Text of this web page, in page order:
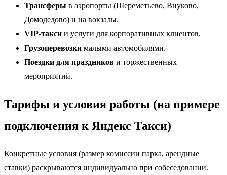
Трансферы в аэропорты (Шереметьево, Внуково,
Домодедово) и на вокзалы.
VIP-такси и услуги для корпоративных клиентов.
Грузоперевозки малыми автомобилями.
Поездки для праздников и торжественных
мероприятий.
Тарифы и условия работы (на примере
подключения к Яндекс Такси)
Конкретные условия (размер комиссии парка, арендные
ставки) раскрываются индивидуально при собеседовании.